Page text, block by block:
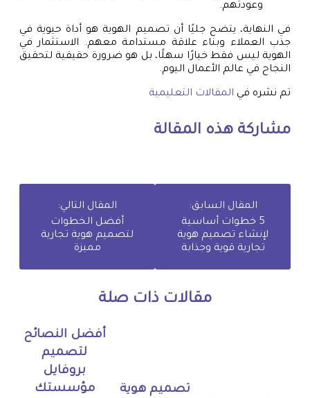
وعودتهم.
في النهاية، يتضح جليًا أن تصميم الهوية هو أداة حيوية في
جذب العملاء وبناء علاقة مستدامة معهم. الاستثمار في
الهوية ليس فقط خيارًا سهلًا، بل هو ضرورة حقيقية لتحقيق
النجاح في عالم الأعمال اليوم.
تم نشره في المقالات التعليمية
مشاركة هذه المقالة
المقال السابق:
5 خطوات أساسية
لإنشاء تصميم هوية
تجارية قوية وجذابة
المقال التالي:
أفضل الخطوات
لتصميم هوية تجارية
مميزة
مقالات ذات صلة
تصميم هوية
أفضل النصائح
لتصميم
بروفايل
مؤسستك